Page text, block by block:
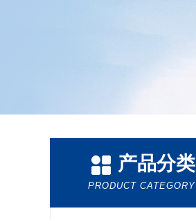
产品分类
PRODUCT CATEGORY